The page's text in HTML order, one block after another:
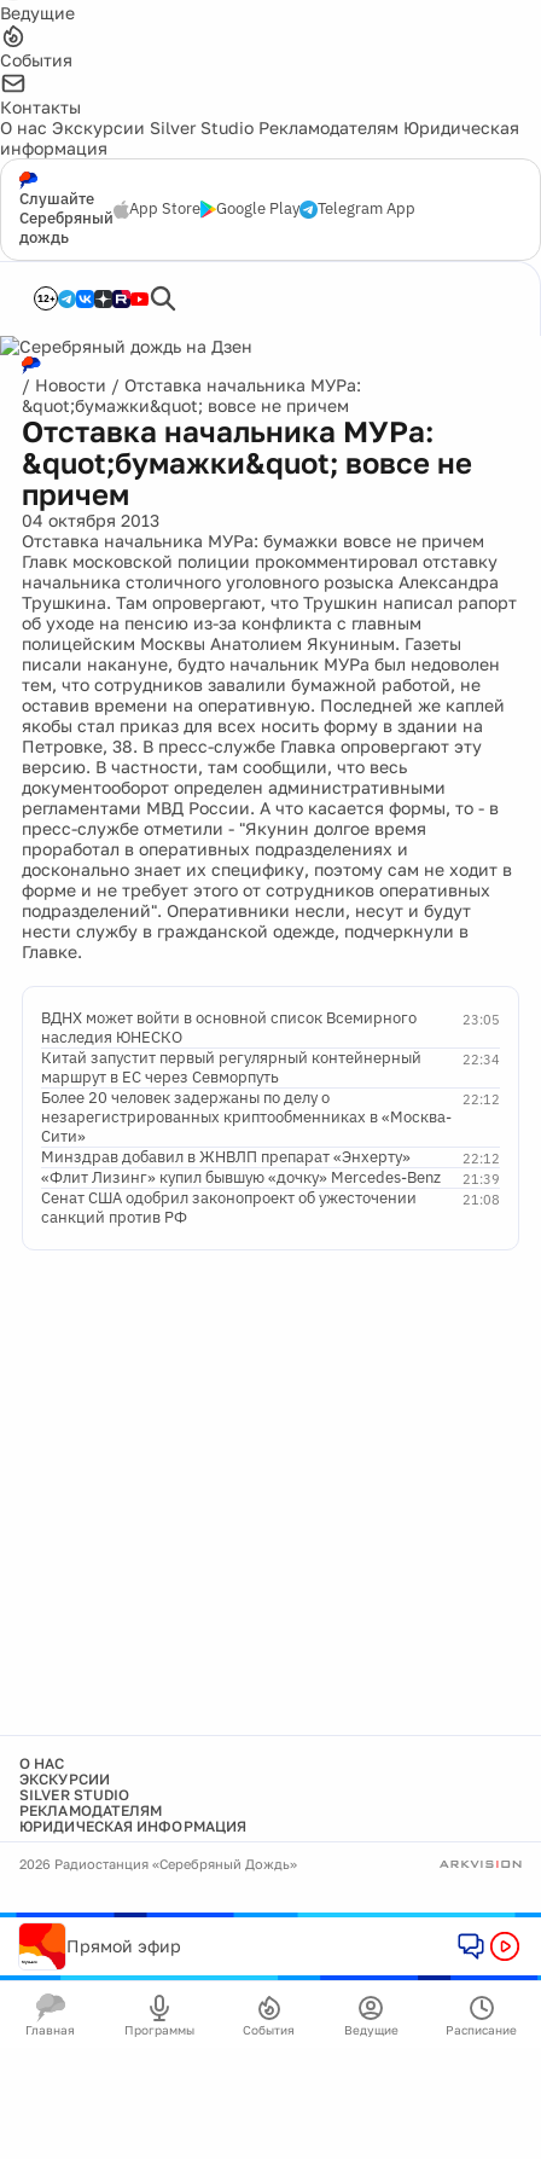
Ведущие
События
Контакты
О нас Экскурсии Silver Studio Рекламодателям Юридическая
информация
Слушайте
Серебряный
дождь
App Store Google Play Telegram App
12+
/ Новости / Отставка начальника МУРа:
&quot;бумажки&quot; вовсе не причем
Отставка начальника МУРа:
&quot;бумажки&quot; вовсе не
причем
04 октября 2013
Отставка начальника МУРа: бумажки вовсе не причем
Главк московской полиции прокомментировал отставку
начальника столичного уголовного розыска Александра
Трушкина. Там опровергают, что Трушкин написал рапорт
об уходе на пенсию из-за конфликта с главным
полицейским Москвы Анатолием Якуниным. Газеты
писали накануне, будто начальник МУРа был недоволен
тем, что сотрудников завалили бумажной работой, не
оставив времени на оперативную. Последней же каплей
якобы стал приказ для всех носить форму в здании на
Петровке, 38. В пресс-службе Главка опровергают эту
версию. В частности, там сообщили, что весь
документооборот определен административными
регламентами МВД России. А что касается формы, то - в
пресс-службе отметили - "Якунин долгое время
проработал в оперативных подразделениях и
досконально знает их специфику, поэтому сам не ходит в
форме и не требует этого от сотрудников оперативных
подразделений". Оперативники несли, несут и будут
нести службу в гражданской одежде, подчеркнули в
Главке.
23:05
ВДНХ может войти в основной список Всемирного
наследия ЮНЕСКО
22:34
Китай запустит первый регулярный контейнерный
маршрут в ЕС через Севморпуть
22:12
Более 20 человек задержаны по делу о
незарегистрированных криптообменниках в «Москва-
Сити»
22:12
Минздрав добавил в ЖНВЛП препарат «Энхерту»
21:39
«Флит Лизинг» купил бывшую «дочку» Mercedes-Benz
21:08
Сенат США одобрил законопроект об ужесточении
санкций против РФ
О НАС
ЭКСКУРСИИ
SILVER STUDIO
РЕКЛАМОДАТЕЛЯМ
ЮРИДИЧЕСКАЯ ИНФОРМАЦИЯ
2026 Радиостанция «Серебряный Дождь»
Прямой эфир
Главная Программы События Ведущие Расписание